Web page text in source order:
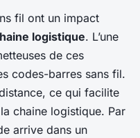
fil ont un impact
logistique. L’une
de ces
codes-barres sans fil.
ce qui facilite
chaine logistique. Par
arrive dans un